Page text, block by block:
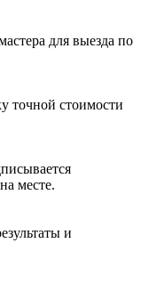
для выезда по
точной стоимости
месте.
и